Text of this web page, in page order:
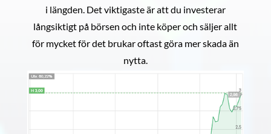
i längden. Det viktigaste är att du investerar
långsiktigt på börsen och inte köper och säljer allt
för mycket för det brukar oftast göra mer skada än
nytta.